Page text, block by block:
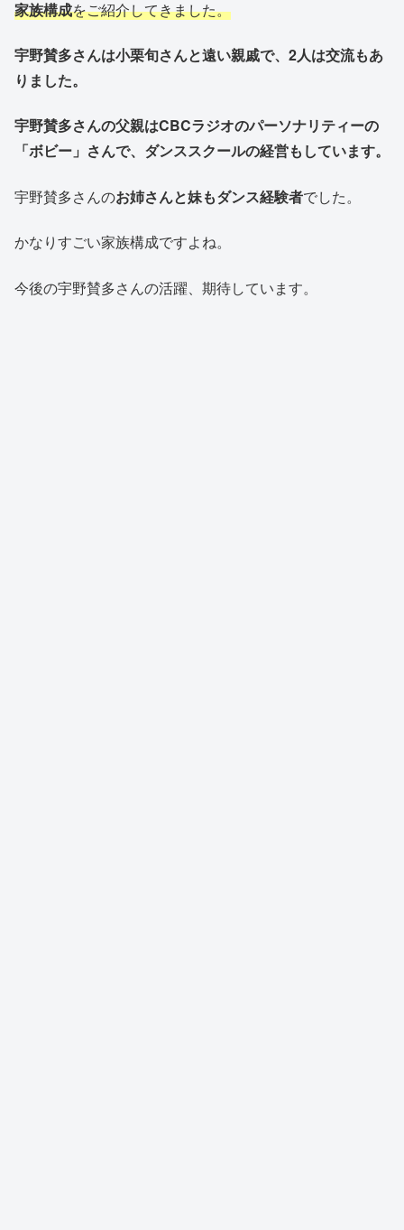
家族構成をご紹介してきました。
宇野賛多さんは小栗旬さんと遠い親戚で、2人は交流もあ
りました。
宇野賛多さんの父親はCBCラジオのパーソナリティーの
「ボビー」さんで、ダンススクールの経営もしています。
宇野賛多さんのお姉さんと妹もダンス経験者でした。
かなりすごい家族構成ですよね。
今後の宇野賛多さんの活躍、期待しています。